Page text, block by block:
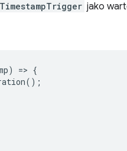
TimestampTrigger jako
) => {
();